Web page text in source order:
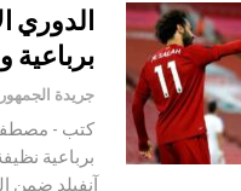
الدوري
كتب - مصطفى
برباعية